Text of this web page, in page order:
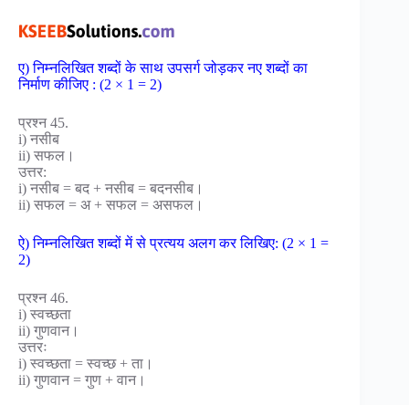
ए) निम्नलिखित शब्दों के साथ उपसर्ग जोड़कर नए शब्दों का
निर्माण कीजिए : (2 × 1 = 2)
प्रश्न 45.
i) नसीब
ii) सफल।
उत्तर:
i) नसीब = बद + नसीब = बदनसीब।
ii) सफल = अ + सफल = असफल।
ऐ) निम्नलिखित शब्दों में से प्रत्यय अलग कर लिखिए: (2 × 1 =
2)
प्रश्न 46.
i) स्वच्छता
ii) गुणवान।
उत्तरः
i) स्वच्छता = स्वच्छ + ता।
ii) गुणवान = गुण + वान।